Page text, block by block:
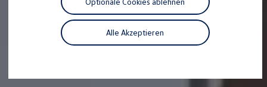
California Lifestyle & Zubehör
Übernachten im California
Unternehmen
Karriere
Nachhaltigkeit
Alle Akzeptieren